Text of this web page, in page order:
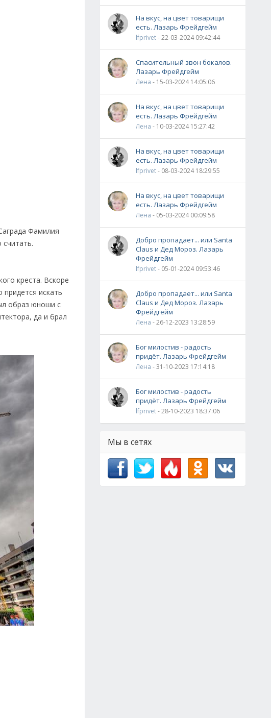
Фамилия
считать.
креста. Вскоре
искать
образ юноши с
да и брал
На вкус, на цвет товарищи
есть. Лазарь Фрейдгейм
lfprivet- 22-03-2024 09:42:44
Спасительный звон бокалов.
Лазарь Фрейдгейм
Лена - 15-03-2024 14:05:06
На вкус, на цвет товарищи
есть. Лазарь Фрейдгейм
Лена - 10-03-2024 15:27:42
На вкус, на цвет товарищи
есть. Лазарь Фрейдгейм
lfprivet- 08-03-2024 18:29:55
На вкус, на цвет товарищи
есть. Лазарь Фрейдгейм
Лена - 05-03-2024 00:09:58
Добро пропадает... или Santa
Claus и Дед Мороз. Лазарь
Фрейдгейм
lfprivet- 05-01-2024 09:53:46
Добро пропадает... или Santa
Claus и Дед Мороз. Лазарь
Фрейдгейм
Лена - 26-12-2023 13:28:59
Бог милостив - радость
придёт. Лазарь Фрейдгейм
Лена - 31-10-2023 17:14:18
Бог милостив - радость
придёт. Лазарь Фрейдгейм
lfprivet- 28-10-2023 18:37:06
Мы в сетях